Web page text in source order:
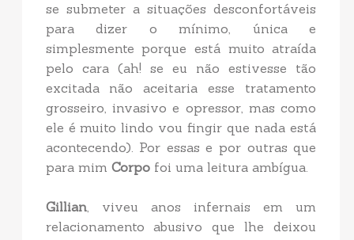
se submeter a situações desconfortáveis
para dizer o mínimo, única e
simplesmente porque está muito atraída
pelo cara (ah! se eu não estivesse tão
excitada não aceitaria esse tratamento
grosseiro, invasivo e opressor, mas como
ele é muito lindo vou fingir que nada está
acontecendo). Por essas e por outras que
para mim Corpo foi uma leitura ambígua.
Gillian, viveu anos infernais em um
relacionamento abusivo que lhe deixou